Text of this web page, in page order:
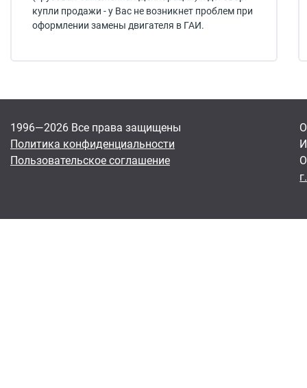
купли продажи - у Вас не возникнет проблем при
оформлении замены двигателя в ГАИ.
1996—2026 Все права защищены
Политика конфиденциальности
Пользовательское соглашение